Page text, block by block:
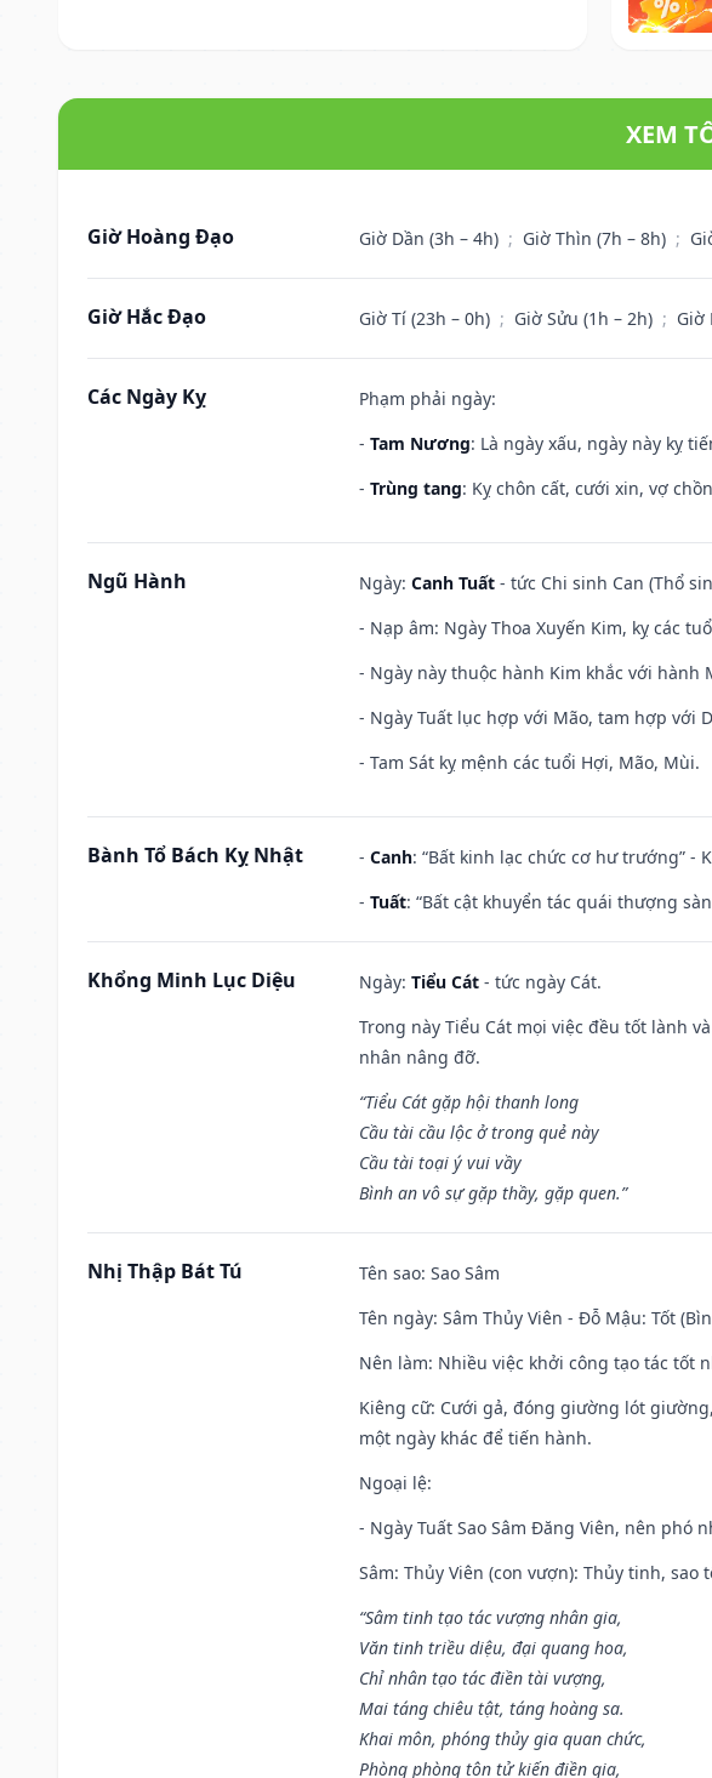
XEM
Giờ Hoàng Đạo Giờ Dần (3h – 4h) ; Giờ Thìn (7h – 8h) ;
Giờ Hắc Đạo Giờ Tí (23h – 0h) ; Giờ Sửu (1h – 2h) ; Giờ
Các Ngày Kỵ
Phạm phải ngày:
- Tam Nương: Là ngày xấu, ngày này kỵ
- Trùng tang: Kỵ chôn cất, cưới xin, vợ
Ngũ Hành Ngày: Canh Tuất - tức Chi sinh Can (Thổ
- Nạp âm: Ngày Thoa Xuyến Kim, kỵ các
- Ngày này thuộc hành Kim khắc với hành
- Ngày Tuất lục hợp với Mão, tam hợp với
- Tam Sát kỵ mệnh các tuổi Hợi, Mão, Mùi.
Bành Tổ Bách Kỵ Nhật - Canh: “Bất kinh lạc chức cơ hư trướng”
- Tuất: “Bất cật khuyển tác quái thượng
Khổng Minh Lục Diệu Ngày: Tiểu Cát - tức ngày Cát.
Trong này Tiểu Cát mọi việc đều tốt lành
nhân nâng đỡ.
“Tiểu Cát gặp hội thanh long
Cầu tài cầu lộc ở trong quẻ này
Cầu tài toại ý vui vầy
Bình an vô sự gặp thầy, gặp quen.”
Nhị Thập Bát Tú Tên sao: Sao Sâm
Tên ngày: Sâm Thủy Viên - Đỗ Mậu: Tốt
Nên làm: Nhiều việc khởi công tạo tác tốt
Kiêng cữ: Cưới gả, đóng giường lót
một ngày khác để tiến hành.
Ngoại lệ:
- Ngày Tuất Sao Sâm Đăng Viên, nên phó
Sâm: Thủy Viên (con vượn): Thủy tinh,
“Sâm tinh tạo tác vượng nhân gia,
Văn tinh triều diệu, đại quang hoa,
Chỉ nhân tạo tác điền tài vượng,
Mai táng chiêu tật, táng hoàng sa.
Khai môn, phóng thủy gia quan chức,
Phòng phòng tôn tử kiến điền gia,